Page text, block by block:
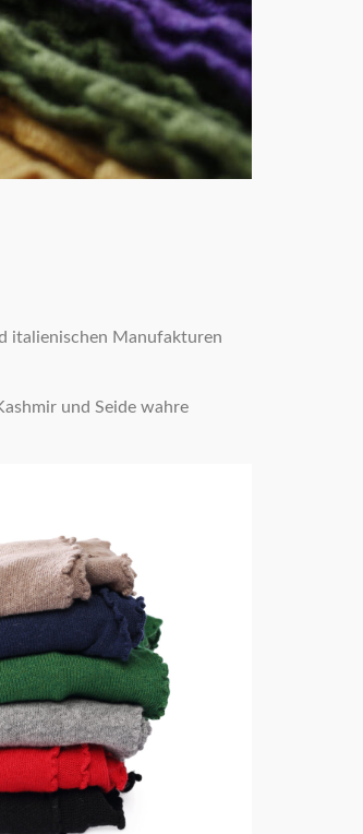
italienischen Manufakturen
und Seide wahre